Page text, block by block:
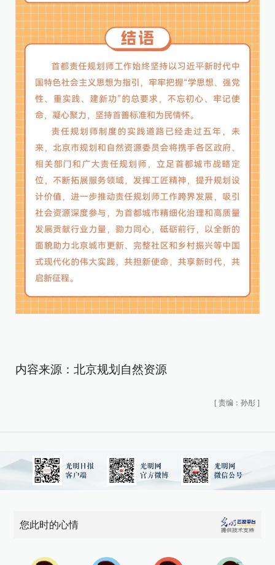
内容来源：北京规划自然资源
[ 责编：孙彤 ]
您此时的心情